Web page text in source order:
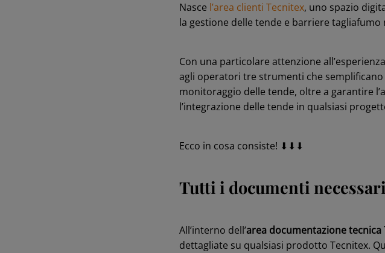
Nasce l’area clienti Tecnitex, uno spazio
la gestione delle tende e barriere
Con una particolare attenzione
agli operatori tre strumenti che
monitoraggio delle tende, oltre a garantire
l’integrazione delle tende in qualsiasi
Ecco in cosa consiste! ⬇⬇⬇
Tutti i documenti
All’interno dell’area documentazione tecnica
dettagliate su qualsiasi prodotto Tecnitex.